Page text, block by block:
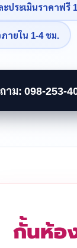
ประเมินราคาฟรี
ายใน 1-4 ชม.
าม: 098-253-
กั้นห้อ